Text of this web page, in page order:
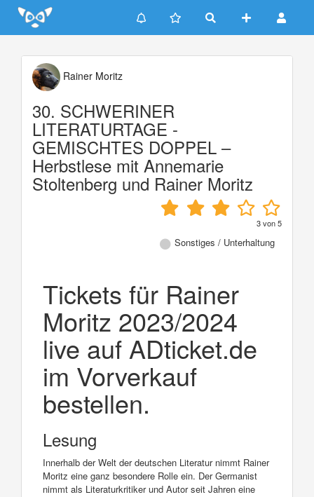
Update cookies preferences
Rainer Moritz
30. SCHWERINER
LITERATURTAGE -
GEMISCHTES DOPPEL –
Herbstlese mit Annemarie
Stoltenberg und Rainer Moritz
3von5
Sonstiges / Unterhaltung
Tickets für Rainer
Moritz 2023/2024
live auf ADticket.de
im Vorverkauf
bestellen.
Lesung
Innerhalb der Welt der deutschen Literatur nimmt Rainer
Moritz eine ganz besondere Rolle ein. Der Germanist
nimmt als Literaturkritiker und Autor seit Jahren eine